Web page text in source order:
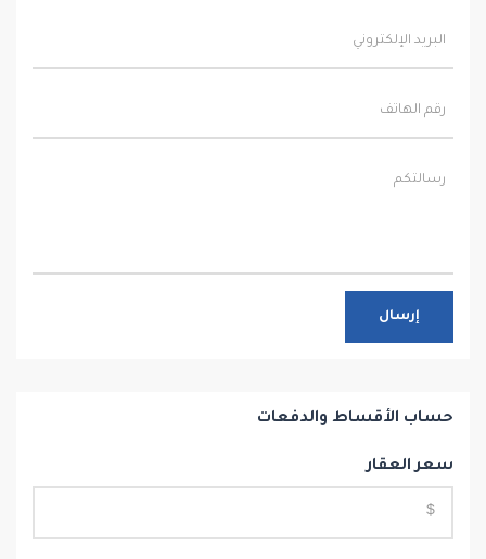
إرسال
حساب الأقساط والدفعات
سعر العقار